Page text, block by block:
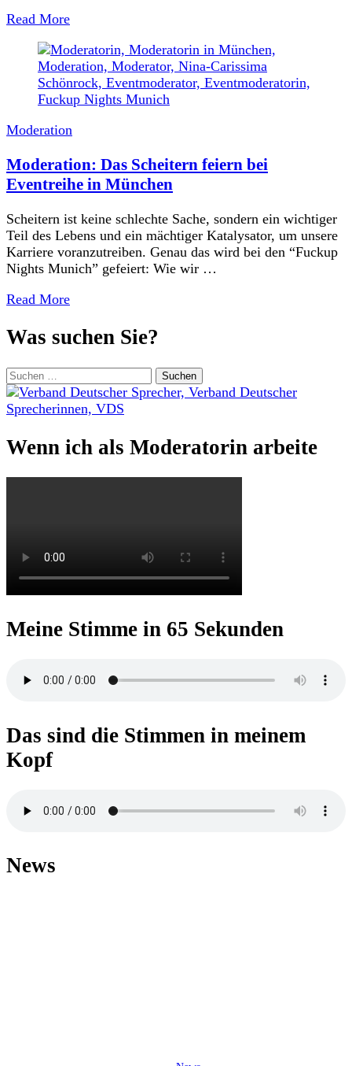
Read More
Moderation
Moderation: Das Scheitern feiern bei
Eventreihe in München
Scheitern ist keine schlechte Sache, sondern ein wichtiger
Teil des Lebens und ein mächtiger Katalysator, um unsere
Karriere voranzutreiben. Genau das wird bei den “Fuckup
Nights Munich” gefeiert: Wie wir …
Read More
Was suchen Sie?
Suchen
nach:
Wenn ich als Moderatorin arbeite
Meine Stimme in 65 Sekunden
Das sind die Stimmen in meinem
Kopf
News